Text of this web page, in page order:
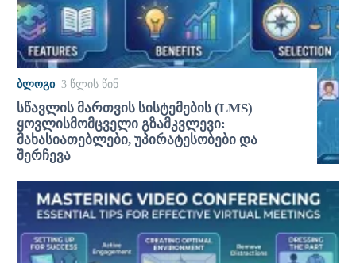
ᲑᲚᲝᲒᲘ 3 წლის წინ
სწავლის მართვის სისტემების (LMS)
ყოვლისმომცველი გზამკვლევი:
მახასიათებლები, უპირატესობები და
შერჩევა